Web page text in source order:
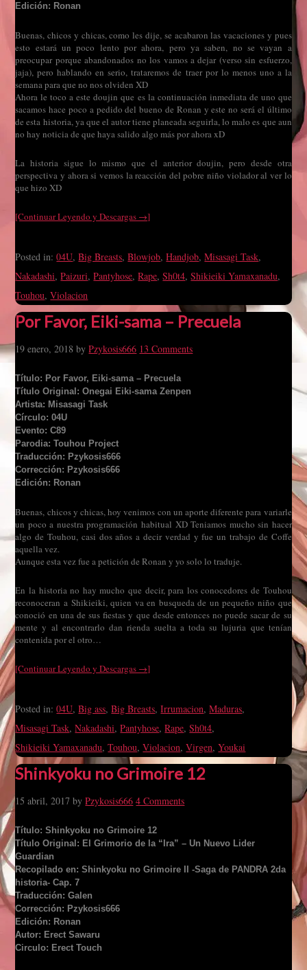
Edición: Ronan
Buenas, chicos y chicas, como les dije, se acabaron las vacaciones y pues
esto estará un poco lento por ahora, pero ya saben, no se vayan a
preocupar porque abandonados no los vamos a dejar (verso sin esfuerzo,
jaja), pero hablando en serio, trataremos de traer por lo menos uno a la
semana para que no nos olviden XD
Ahora le toco a este doujin que es la continuación inmediata de uno que
sacamos hace poco a pedido del bueno de Ronan y este no será el último
de esta historia, ya que el autor tiene planeada seguirla, lo malo es que aun
no hay noticia de que haya salido algo más por ahora xD
La historia sigue lo mismo que el anterior doujin, pero desde otra
perspectiva y ahora si vemos la reacción del pobre niño violador al ver lo
que hizo XD
[Continuar Leyendo y Descargas →]
Posted in:04U,Big Breasts,Blowjob,Handjob,Misasagi Task,
Nakadashi,Paizuri,Pantyhose,Rape,Sh0t4,Shikieiki Yamaxanadu,
Touhou,Violacion
Por Favor, Eiki-sama – Precuela
19 enero, 2018 byPzykosis666 13 Comments
Título: Por Favor, Eiki-sama – Precuela
Título Original: Onegai Eiki-sama Zenpen
Artista: Misasagi Task
Círculo: 04U
Evento: C89
Parodia: Touhou Project
Traducción: Pzykosis666
Corrección: Pzykosis666
Edición: Ronan
Buenas, chicos y chicas, hoy venimos con un aporte diferente para variarle
un poco a nuestra programación habitual XD Teniamos mucho sin hacer
algo de Touhou, casi dos años a decir verdad y fue un trabajo de Coffe
aquella vez.
Aunque esta vez fue a petición de Ronan y yo solo lo traduje.
En la historia no hay mucho que decir, para los conocedores de Touhou
reconoceran a Shikieiki, quien va en busqueda de un pequeño niño que
conoció en una de sus fiestas y que desde entonces no puede sacar de su
mente y al encontrarlo dan rienda suelta a toda su lujuria que tenían
contenida por el otro…
[Continuar Leyendo y Descargas →]
Posted in:04U,Big ass,Big Breasts,Irrumacion,Maduras,
Misasagi Task,Nakadashi,Pantyhose,Rape,Sh0t4,
Shikieiki Yamaxanadu,Touhou,Violacion,Virgen,Youkai
Shinkyoku no Grimoire 12
15 abril, 2017 byPzykosis666 4 Comments
Título: Shinkyoku no Grimoire 12
Título Original: El Grimorio de la “Ira” – Un Nuevo Lider
Guardian
Recopilado en: Shinkyoku no Grimoire II -Saga de PANDRA 2da
historia- Cap. 7
Traducción: Galen
Corrección: Pzykosis666
Edición: Ronan
Autor: Erect Sawaru
Circulo: Erect Touch